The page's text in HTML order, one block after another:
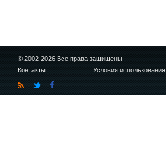
© 2002-2026 Все права защищены
Контакты
Условия использования